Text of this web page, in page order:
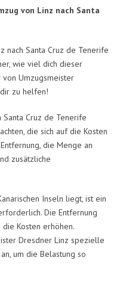
von Linz nach Santa
nach Santa Cruz de Tenerife
wie viel dich dieser
Umzugsmeister
zu helfen!
Santa Cruz de Tenerife
die sich auf die Kosten
die Menge an
zusätzliche
Inseln liegt, ist ein
Die Entfernung
Kosten erhöhen.
Dresdner Linz spezielle
um die Belastung so